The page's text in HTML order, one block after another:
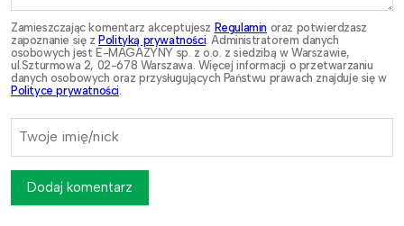
Zamieszczając komentarz akceptujesz Regulamin oraz potwierdzasz
zapoznanie się zPolityką prywatności . Administratorem danych
osobowych jest E-MAGAZYNY sp. z o.o. z siedzibą w Warszawie,
ul.Szturmowa 2, 02-678 Warszawa. Więcej informacji o przetwarzaniu
danych osobowych oraz przysługujących Państwu prawach znajduje się w
Polityce prywatności
Dodaj komentarz